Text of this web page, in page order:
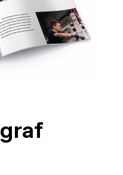
graf